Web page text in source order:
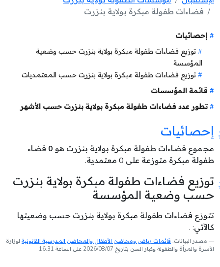
فضاءات طفولة مبكرة بولاية بنزرت
إحصائيات
توزيع فضاءات طفولة مبكرة بولاية بنزرت حسب وضعية
المؤسسة
توزيع فضاءات طفولة مبكرة بولاية بنزرت حسب المعتمديات
قائمة المؤسسات
تطور عدد فضاءات طفولة مبكرة بولاية بنزرت حسب الأشهر
إحصائيات
مجموع فضاءات طفولة مبكرة بولاية بنزرت هو 0 فضاء
طفولة مبكرة متوزعة على 0 معتمدية.
توزيع فضاءات طفولة مبكرة بولاية بنزرت
حسب وضعية المؤسسة
تتوزع فضاءات طفولة مبكرة بولاية بنزرت حسب وضعيتها
كالآتي: .
مصدر البيانات: قائمات رياض ومحاضن الأطفال والمحاضن المدرسية القانونية لوزارة
الأسرة والمرأة والطفولة وكبار السن بتاريخ 2026/08/07 على الساعة 16:31